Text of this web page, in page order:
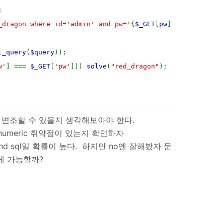
where id='admin' and pw=' { $_GET pw
( $query));
] === $_GET 'pw' ])) solve ( "red_dragon" );
조할 수 있을지 생각해보아야 한다.
취약점이 있는지 확인하자
sql일 확률이 높다. 하지만 no엔 잘해봤자 문
가능할까?